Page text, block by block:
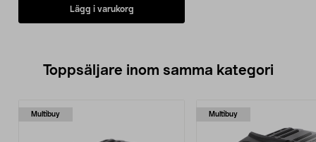
Lägg i varukorg
Toppsäljare inom samma kategori
Multibuy Multibuy